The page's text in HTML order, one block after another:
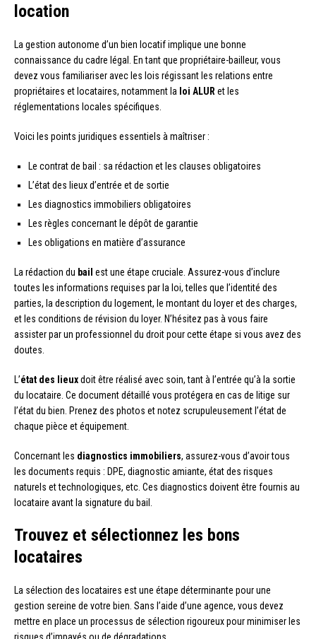
location
La gestion autonome d’un bien locatif implique une bonne
connaissance du cadre légal. En tant que propriétaire-bailleur, vous
devez vous familiariser avec les lois régissant les relations entre
propriétaires et locataires, notamment la loi ALUR et les
réglementations locales spécifiques.
Voici les points juridiques essentiels à maîtriser :
Le contrat de bail : sa rédaction et les clauses obligatoires
L’état des lieux d’entrée et de sortie
Les diagnostics immobiliers obligatoires
Les règles concernant le dépôt de garantie
Les obligations en matière d’assurance
La rédaction du bail est une étape cruciale. Assurez-vous d’inclure
toutes les informations requises par la loi, telles que l’identité des
parties, la description du logement, le montant du loyer et des charges,
et les conditions de révision du loyer. N’hésitez pas à vous faire
assister par un professionnel du droit pour cette étape si vous avez des
doutes.
L’état des lieuxdoit être réalisé avec soin, tant à l’entrée qu’à la sortie
du locataire. Ce document détaillé vous protégera en cas de litige sur
l’état du bien. Prenez des photos et notez scrupuleusement l’état de
chaque pièce et équipement.
Concernant les diagnostics immobiliers, assurez-vous d’avoir tous
les documents requis : DPE, diagnostic amiante, état des risques
naturels et technologiques, etc. Ces diagnostics doivent être fournis au
locataire avant la signature du bail.
Trouvez et sélectionnez les bons
locataires
La sélection des locataires est une étape déterminante pour une
gestion sereine de votre bien. Sans l’aide d’une agence, vous devez
mettre en place un processus de sélection rigoureux pour minimiser les